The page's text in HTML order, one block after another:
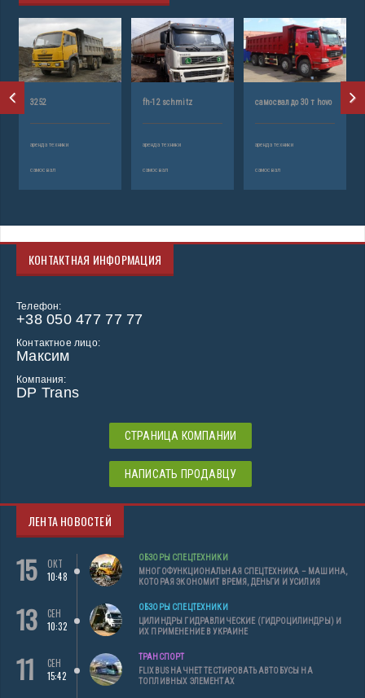
3252
аренда техники
самосвал
fh-12 schmitz
аренда техники
самосвал
самосвал до 30 т hovo
аренда техники
самосвал
КОНТАКТНАЯ ИНФОРМАЦИЯ
Телефон:
+38 050 477 77 77
Контактное лицо:
Максим
Компания:
DP Trans
СТРАНИЦА КОМПАНИИ
НАПИСАТЬ ПРОДАВЦУ
ЛЕНТА НОВОСТЕЙ
15
ОКТ
10:48
ОБЗОРЫ СПЕЦТЕХНИКИ
МНОГОФУНКЦИОНАЛЬНАЯ СПЕЦТЕХНИКА – МАШИНА,
КОТОРАЯ ЭКОНОМИТ ВРЕМЯ, ДЕНЬГИ И УСИЛИЯ
13
СЕН
10:32
ОБЗОРЫ СПЕЦТЕХНИКИ
ЦИЛИНДРЫ ГИДРАВЛИЧЕСКИЕ (ГИДРОЦИЛИНДРЫ) И
ИХ ПРИМЕНЕНИЕ В УКРАИНЕ
11
СЕН
15:42
ТРАНСПОРТ
FLIXBUS НАЧНЕТ ТЕСТИРОВАТЬ АВТОБУСЫ НА
ТОПЛИВНЫХ ЭЛЕМЕНТАХ